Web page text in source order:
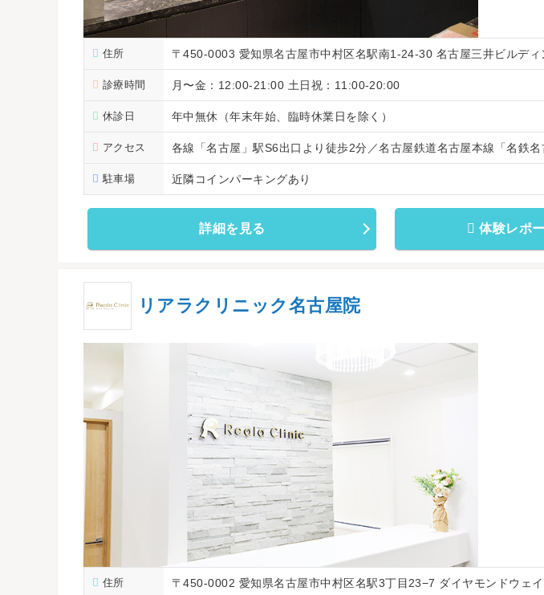
住所 〒450-0003 愛知県名古屋市中村区名駅南1-24-30 名古屋三井ビルディ
診療時間 月〜金：12:00-21:00 土日祝：11:00-20:00
休診日 年中無休（年末年始、臨時休業日を除く）
アクセス 各線「名古屋」駅S6出口より徒歩2分／名古屋鉄道名古屋本線「名鉄
駐車場 近隣コインパーキングあり
詳細を見る 体験レポ
リアラクリニック名古屋院
住所 〒450-0002 愛知県名古屋市中村区名駅3丁目23−7 ダイヤモンドウェ